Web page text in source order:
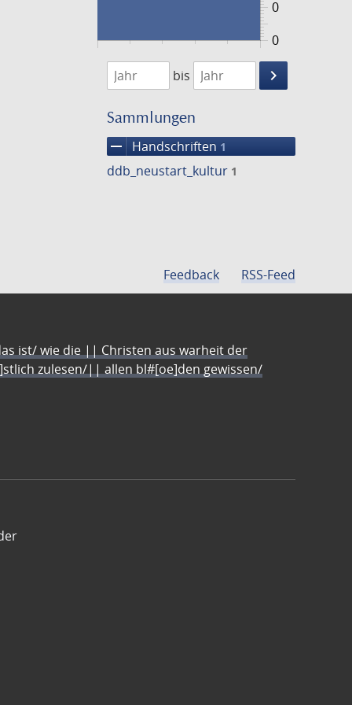
0
0
1474
1475
bis
keyboard_arrow_right
Suche
Sammlungen
remove Handschriften 1
ddb_neustart_kultur 1
Feedback RSS-Feed
ist/ wie die || Christen aus warheit der
zulesen/|| allen bl#[oe]den gewissen/